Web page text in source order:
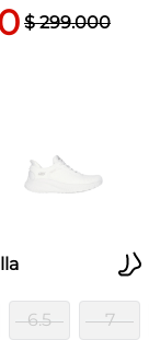
$ 299.000
6.5 7